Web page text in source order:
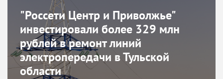
"Россети Центр и Приволжье"
инвестировали более 329 млн
рублей в ремонт линий
электропередачи в Тульской
области